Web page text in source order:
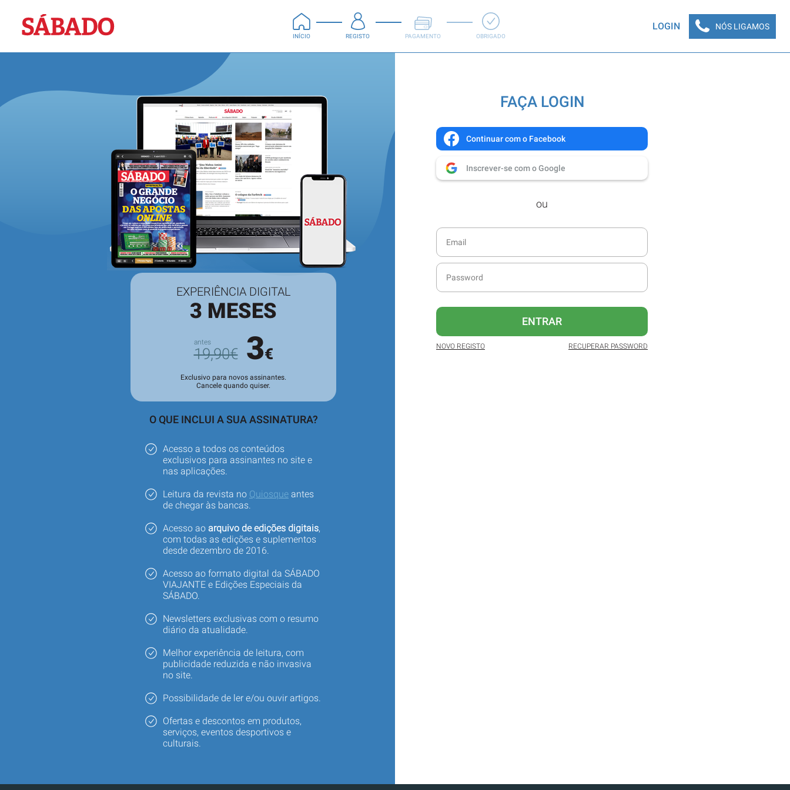
Sábado
INÍCIO REGISTO PAGAMENTO OBRIGADO
LOGIN NÓS LIGAMOS
EXPERIÊNCIA DIGITAL
3 MESES
19,90€ 3€
Exclusivo para novos assinantes.
Cancele quando quiser.
O QUE INCLUI A SUA ASSINATURA?
Acesso a todos os conteúdos
exclusivos para assinantes no site e
nas aplicações.
Leitura da revista no Quiosque antes
de chegar às bancas.
Acesso ao arquivo de edições digitais,
com todas as edições e suplementos
desde dezembro de 2016.
Acesso ao formato digital da SÁBADO
VIAJANTE e Edições Especiais da
SÁBADO.
Newsletters exclusivas com o resumo
diário da atualidade.
Melhor experiência de leitura, com
publicidade reduzida e não invasiva
no site.
Possibilidade de ler e/ou ouvir artigos.
Ofertas e descontos em produtos,
serviços, eventos desportivos e
culturais.
FAÇA LOGIN
Continuar com o Facebook
Inscrever-se com o Google
ou
ENTRAR
NOVO REGISTO RECUPERAR PASSWORD